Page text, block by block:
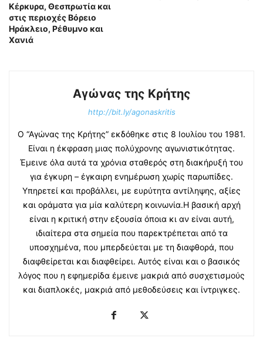
Κέρκυρα, Θεσπρωτία και
στις περιοχές Βόρειο
Ηράκλειο, Ρέθυμνο και
Χανιά
Αγώνας της Κρήτης
http://bit.ly/agonaskritis
Ο “Αγώνας της Κρήτης” εκδόθηκε στις 8 Ιουλίου του 1981.
Είναι η έκφραση μιας πολύχρονης αγωνιστικότητας.
Έμεινε όλα αυτά τα χρόνια σταθερός στη διακήρυξή του
για έγκυρη – έγκαιρη ενημέρωση χωρίς παρωπίδες.
Υπηρετεί και προβάλλει, με ευρύτητα αντίληψης, αξίες
και οράματα για μία καλύτερη κοινωνία.Η βασική αρχή
είναι η κριτική στην εξουσία όποια κι αν είναι αυτή,
ιδιαίτερα στα σημεία που παρεκτρέπεται από τα
υποσχημένα, που μπερδεύεται με τη διαφθορά, που
διαφθείρεται και διαφθείρει. Αυτός είναι και ο βασικός
λόγος που η εφημερίδα έμεινε μακριά από συσχετισμούς
και διαπλοκές, μακριά από μεθοδεύσεις και ίντριγκες.